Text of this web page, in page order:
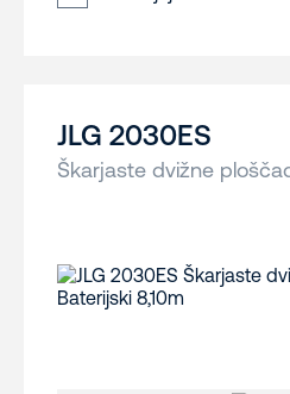
JLG 2030ES
Škarjaste dvižne